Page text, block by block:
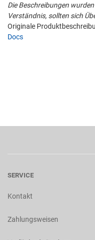
Die Beschreibungen
Verständnis, sollten sich
Originale
Docs
SERVICE
Kontakt
Zahlungsweisen